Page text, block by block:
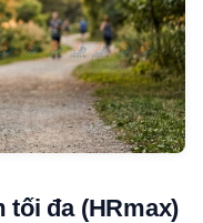
tối đa (HRmax)